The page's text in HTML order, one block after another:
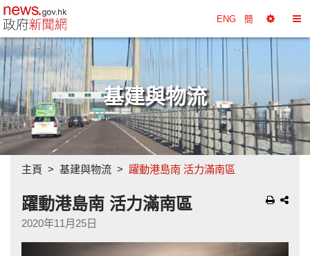
政府新聞網主頁 ENG 簡
擇
工
具
換
基建與物流
主頁 基建與物流 躍動港島南 活力滿南區
躍動港島南 活力滿南區
2020年11月25日